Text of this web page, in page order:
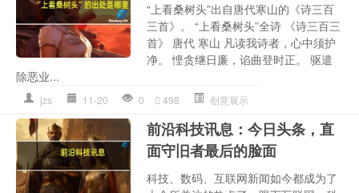
“上看桑树头”出自唐代寒山的《诗三百
三首》。 “上看桑树头”全诗 《诗三百三
首》 唐代 寒山 凡读我诗者，心中须护
净。 悭贪继日廉，谄曲登时正。 驱遣
除恶业...
jzs 11-20 0 498 创意展示
前沿科技讯息：今日头条，直
面守旧者最后的脸面
科技、数码、互联网新闻如今都成为了